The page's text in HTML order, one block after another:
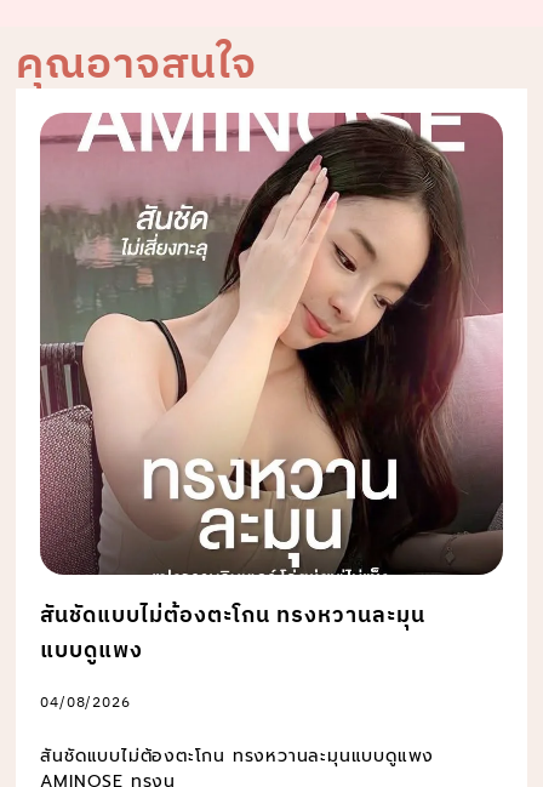
คุณอาจสนใจ
สันชัดแบบไม่ต้องตะโกน ทรงหวานละมุน
แบบดูแพง
04/08/2026
สันชัดแบบไม่ต้องตะโกน ทรงหวานละมุนแบบดูแพง
AMINOSE ทรงน